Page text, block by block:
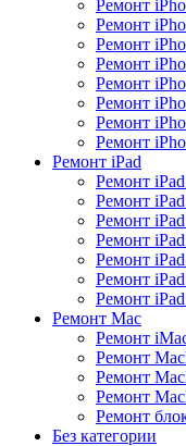
Ремонт
Ремонт
Ремонт
Ремонт
Ремонт
Ремонт
Ремонт
Ремонт
Ремонт iPad
Ремонт
Ремонт
Ремонт
Ремонт
Ремонт
Ремонт
Ремонт
Ремонт Mac
Ремонт
Ремонт
Ремонт
Ремонт
Ремонт
Без категории